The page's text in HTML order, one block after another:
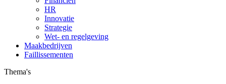
HR
Innovatie
Strategie
Wet- en regelgeving
Maakbedrijven
Faillissementen
Thema's